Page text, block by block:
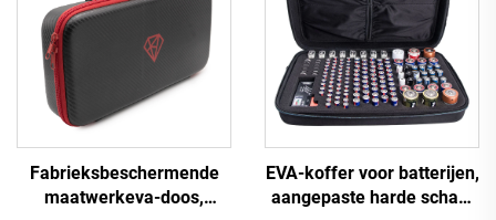
Fabrieksbeschermende
maatwerkeva-doos,
EVA-koffer voor batterijen,
aangepaste harde schaal